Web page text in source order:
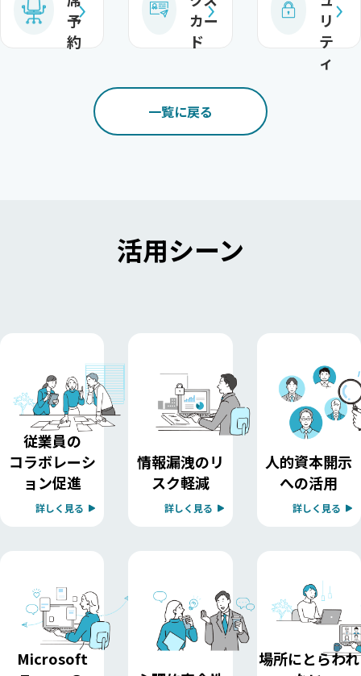
予
約
カー
ド
リ
テ
ィ
一覧に戻る
活用シーン
従業員の
コラボレーシ
ョン促進
詳しく見る
情報漏洩のリ
スク軽減
詳しく見る
人的資本開示
への活用
詳しく見る
Microsoft
場所にとらわれ